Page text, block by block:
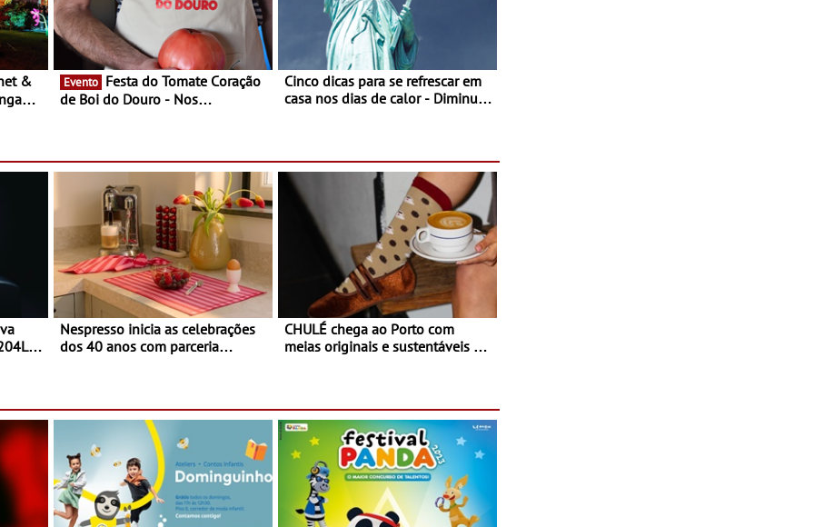
Evento
de Boi do Douro - Nos
Cinco dicas para se refrescar em
casa nos dias de calor - Diminuir
Nespresso inicia as celebrações
dos 40 anos com parceria
Torres Novas
CHULÉ chega ao Porto com
meias originais e sustentáveis - A